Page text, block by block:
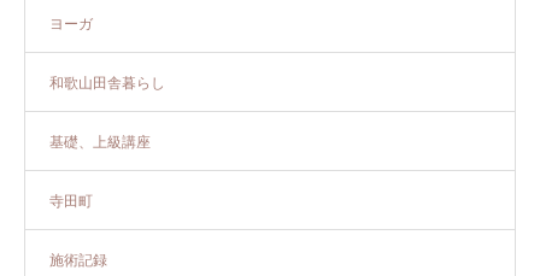
ヨーガ
和歌山田舎暮らし
基礎、上級講座
寺田町
施術記録